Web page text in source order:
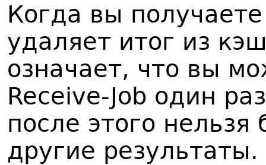
Когда вы
удаляет итог из
означает, что вы
Receive-Job один
после этого
другие результаты.